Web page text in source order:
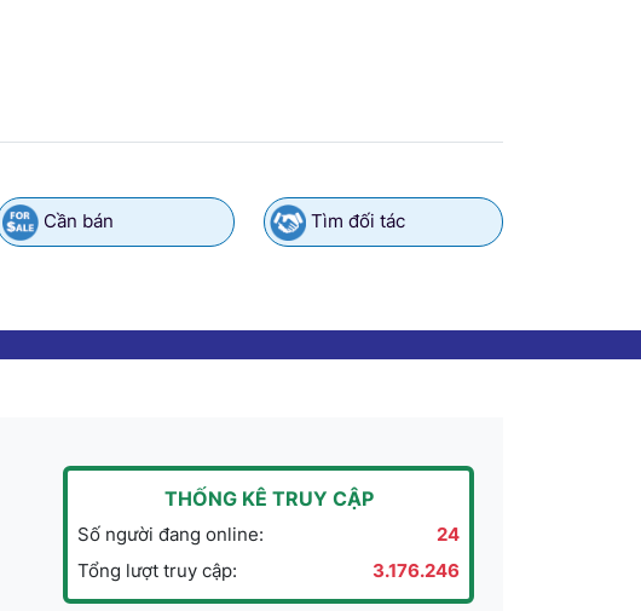
Cần bán Tìm đối tác
THỐNG KÊ TRUY CẬP
Số người đang online:
24
Tổng lượt truy cập:
3.176.246